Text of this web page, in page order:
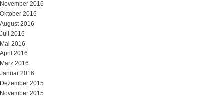
November 2016
Oktober 2016
August 2016
Juli 2016
Mai 2016
April 2016
März 2016
Januar 2016
Dezember 2015
November 2015